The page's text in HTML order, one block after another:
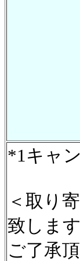
*1キャ
＜取り
致しま
ご了承